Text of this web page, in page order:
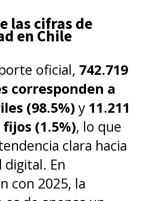
las cifras de
en Chile
oficial, 742.719
corresponden a
(98.5%) y 11.211
(1.5%), lo que
clara hacia
digital. En
con 2025, la